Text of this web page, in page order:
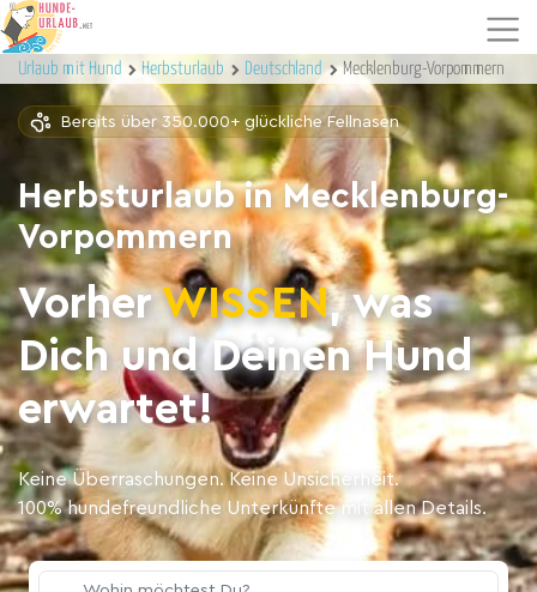
Urlaub mit Hund Herbsturlaub Deutschland Mecklenburg-Vorpommern
Bereits über 350.000+ glückliche Fellnasen
Herbsturlaub in Mecklenburg-
Vorpommern
VorherWISSEN, was
Dich und Deinen Hund
erwartet!
Keine Überraschungen. Keine Unsicherheit.
100% hundefreundliche Unterkünfte mit allen Details.